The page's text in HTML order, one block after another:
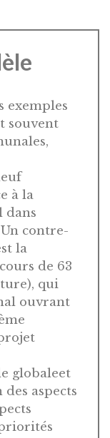
exemples
souvent
à la
dans
Un contre-
la
de 63
qui
ouvrant
globaleet
aspects